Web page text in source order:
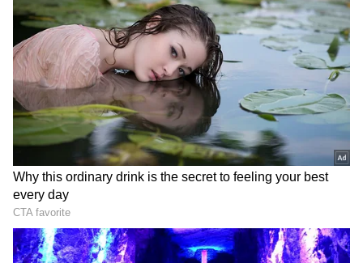
Related Articles
Weekly Horoscope: 12 రాశుల వారఫలాలు.. ఈ
Zodiac Signs: ఈ 5 రాశులవారు ఎంత డబ్బు ఖర్చు